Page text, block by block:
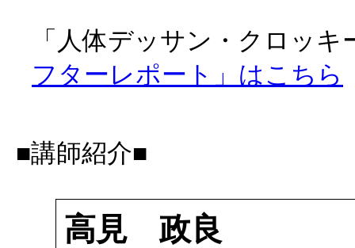
「人体デッサン・クロッキ
フターレポート」はこちら
■講師紹介■
高見 政良